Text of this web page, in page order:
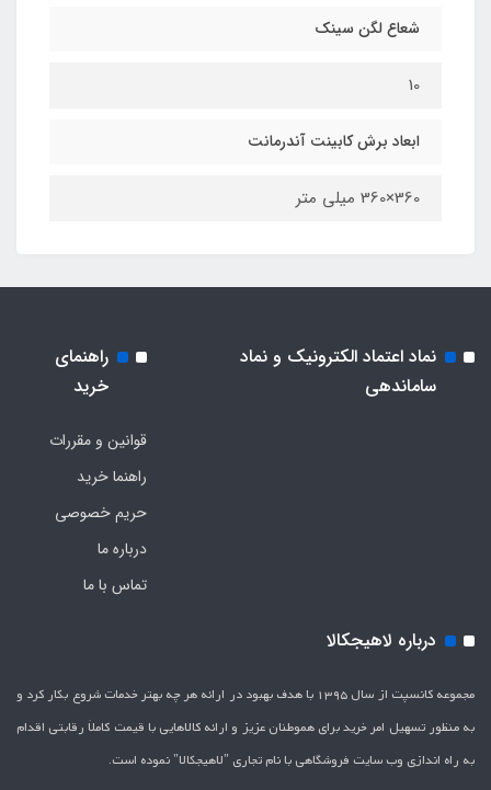
شعاع لگن سینک
10
ابعاد برش کابینت آندرمانت
360×360 میلی متر
نماد اعتماد الکترونیک و نماد
ساماندهی
راهنمای
خرید
قوانین و مقررات
راهنما خرید
حریم خصوصی
درباره ما
تماس با ما
درباره لاهیجکالا
مجموعه کانسپت از سال 1395 با هدف بهبود در ارائه هر چه بهتر خدمات شروع بکار کرد و
به منظور تسهیل امر خرید برای هموطنان عزیز و ارائه کالاهایی با قیمت کاملاَ رقابتی اقدام
به راه اندازی وب سایت فروشگاهی با نام تجاری "لاهیج­کالا" نموده است.